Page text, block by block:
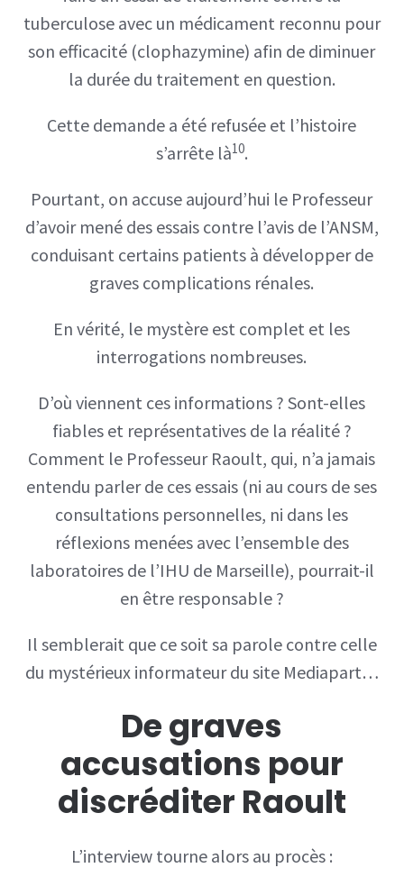
tuberculose avec un médicament reconnu pour
son efficacité (clophazymine) afin de diminuer
la durée du traitement en question.
Cette demande a été refusée et l’histoire
s’arrête là10.
Pourtant, on accuse aujourd’hui le Professeur
d’avoir mené des essais contre l’avis de l’ANSM,
conduisant certains patients à développer de
graves complications rénales.
En vérité, le mystère est complet et les
interrogations nombreuses.
D’où viennent ces informations ? Sont-elles
fiables et représentatives de la réalité ?
Comment le Professeur Raoult, qui, n’a jamais
entendu parler de ces essais (ni au cours de ses
consultations personnelles, ni dans les
réflexions menées avec l’ensemble des
laboratoires de l’IHU de Marseille), pourrait-il
en être responsable ?
Il semblerait que ce soit sa parole contre celle
du mystérieux informateur du site Mediapart…
De graves
accusations pour
discréditer Raoult
L’interview tourne alors au procès :